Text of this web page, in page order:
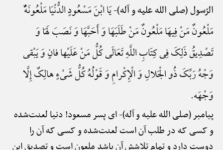
الرّسول (صلی الله علیه و آله)-یَا ابْنَ مَسْعُودٍ الدُّنْیَا مَلْعُونَهًٌْ
مَلْعُونٌ مَنْ فِیهَا مَلْعُونٌ مَنْ طَلَبَهَا وَ أَحَبَّهَا وَ نَصَبَ لَهَا وَ
تَصْدِیقُ ذَلِکَ فِی کِتَابِ اللَّهِ تَعَالَی کُلُّ مَنْ عَلَیْها فانٍ وَ یَبْقی
وَجْهُ رَبِّکَ ذُو الْجَلالِ وَ الْإِکْرامِ وَ قَوْلُهُ کُلُّ شَیْءٍ هالِکٌ إِلَّا
وَجْهَه.
پیامبر (صلی الله علیه و آله)-ای پسر مسعود! دنیا لعنت‌شده
و کسی که در طلب آن است لعنت‌شده و کسی که آن را
دوست دارد و تمام تلاشش آن باشد ملعون است و تصدیق این